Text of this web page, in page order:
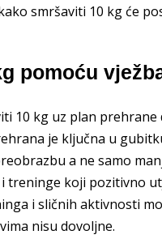
smršaviti 10 kg će
pomoću
10 kg uz plan
je ključna u
a ne samo
treninge koji pozitivno
i sličnih aktivnosti
nisu dovoljne.